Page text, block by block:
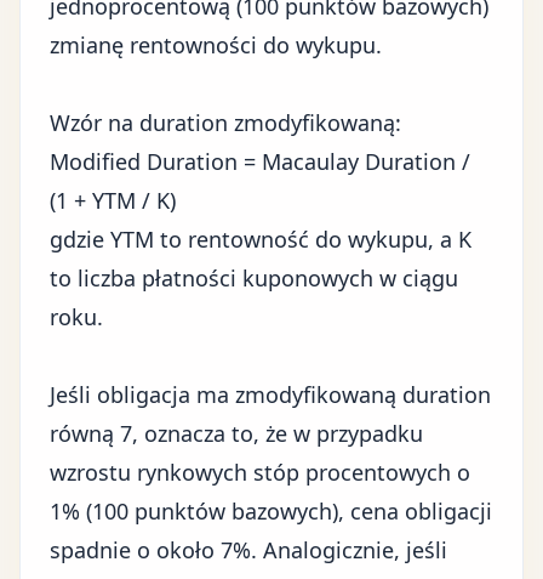
jednoprocentową (100 punktów bazowych)
zmianę rentowności do wykupu.
Wzór na duration zmodyfikowaną:
Modified Duration = Macaulay Duration /
(1 + YTM / K)
gdzie YTM to rentowność do wykupu, a K
to liczba płatności kuponowych w ciągu
roku.
Jeśli obligacja ma zmodyfikowaną duration
równą 7, oznacza to, że w przypadku
wzrostu rynkowych stóp procentowych o
1% (100 punktów bazowych), cena obligacji
spadnie o około 7%. Analogicznie, jeśli